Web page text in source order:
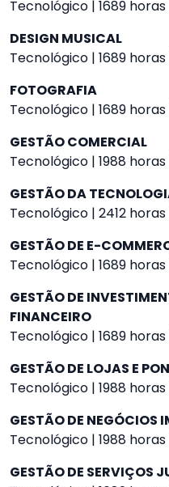
Tecnológico | 1689 horas
DESIGN MUSICAL
Tecnológico | 1689 horas
FOTOGRAFIA
Tecnológico | 1689 horas
GESTÃO COMERCIAL
Tecnológico | 1988 horas
GESTÃO DA
Tecnológico | 2412 horas
GESTÃO DE E-
Tecnológico | 1689 horas
GESTÃO DE
FINANCEIRO
Tecnológico | 1689 horas
GESTÃO DE LOJAS E
Tecnológico | 1988 horas
GESTÃO DE NEGÓCIOS
Tecnológico | 1988 horas
GESTÃO DE SERVIÇOS